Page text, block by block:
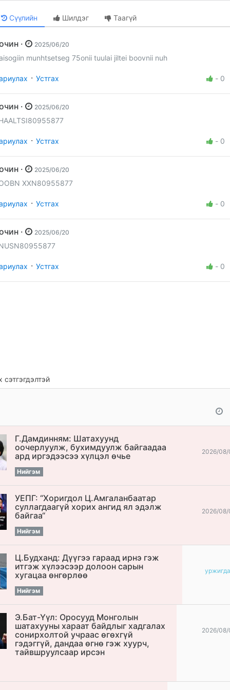
Сүүлийн Шилдэг Таагүй
Зочин · 2025/06/20
munhtsetseg 75onii tuulai jiltei boovnii nuh
· Устгах - 0
Зочин · 2025/06/20
· Устгах - 0
Зочин · 2025/06/20
XXN80955877
· Устгах - 0
Зочин · 2025/06/20
· Устгах - 0
Г.Дамдинням: Шатахуунд
оочерлуулж, бухимдуулж байгаадаа
ард иргэдээсээ хүлцэл өчье
Нийгэм
2026/08/
УЕПГ: “Хоригдол Ц.Амгаланбаатар
cуллагдаагүй хорих ангид ял эдэлж
байгаа“
Нийгэм
2026/08/
Ц.Будханд: Дүүгээ гараад ирнэ гэж
итгэж хүлээсээр долоон сарын
хугацаа өнгөрлөө
Нийгэм
Э.Бат-Үүл: Оросууд Монголын
шатахууны хараат байдлыг хадгалах
сонирхолтой учраас өгөхгүй
гэдэггүй, дандаа өгнө гэж хуурч,
тайвшруулсаар ирсэн
2026/08/